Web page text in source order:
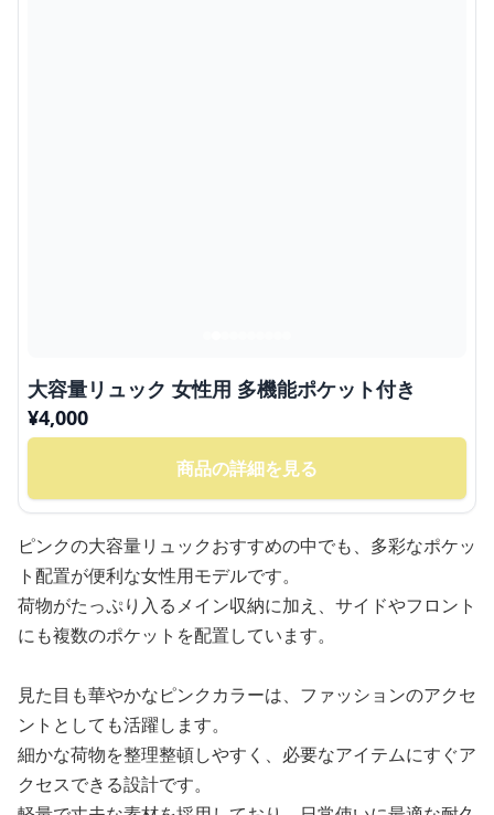
大容量リュック 女性用 多機能ポケット付き
¥4,000
商品の詳細を見る
ピンクの大容量リュックおすすめの中でも、多彩なポケッ
ト配置が便利な女性用モデルです。
荷物がたっぷり入るメイン収納に加え、サイドやフロント
にも複数のポケットを配置しています。
見た目も華やかなピンクカラーは、ファッションのアクセ
ントとしても活躍します。
細かな荷物を整理整頓しやすく、必要なアイテムにすぐア
クセスできる設計です。